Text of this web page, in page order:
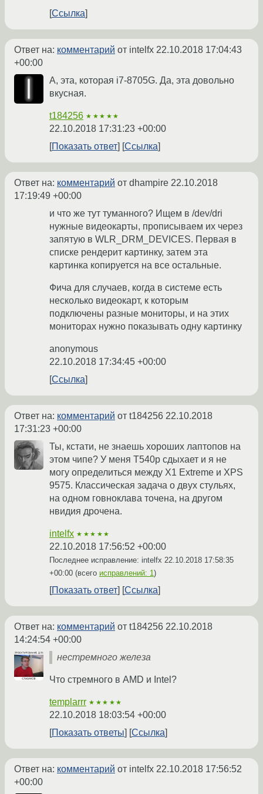
Ссылка
Ответ на: комментарий от intelfx 22.10.2018 17:04:43
+00:00
А, эта, которая i7-8705G. Да, эта довольно
вкусная.
t184256 ★★★★★
22.10.2018 17:31:23 +00:00
Показать ответ
Ссылка
Ответ на: комментарий от dhampire 22.10.2018
17:19:49 +00:00
и что же тут туманного? Ищем в /dev/dri
нужные видеокарты, прописываем их через
запятую в WLR_DRM_DEVICES. Первая в
списке рендерит картинку, затем эта
картинка копируется на все остальные.
Фича для случаев, когда в системе есть
несколько видеокарт, к которым
подключены разные мониторы, и на этих
мониторах нужно показывать одну картинку
anonymous
22.10.2018 17:34:45 +00:00
Ссылка
Ответ на: комментарий от t184256 22.10.2018
17:31:23 +00:00
Ты, кстати, не знаешь хороших лаптопов на
этом чипе? У меня T540p сдыхает и я не
могу определиться между X1 Extreme и XPS
9575. Классическая задача о двух стульях,
на одном говноклава точена, на другом
нвидия дрочена.
intelfx ★★★★★
22.10.2018 17:56:52 +00:00
Последнее исправление: intelfx 22.10.2018 17:58:35
+00:00 (всего исправлений: 1)
Показать ответ Ссылка
Ответ на: комментарий от t184256 22.10.2018
14:24:54 +00:00
нестремного железа
Что стремного в AMD и Intel?
templarrr ★★★★★
22.10.2018 18:03:54 +00:00
Показать ответы
Ссылка
Ответ на: комментарий от intelfx 22.10.2018 17:56:52
+00:00